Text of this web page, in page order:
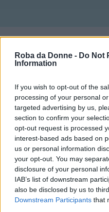
Roba da Donne - Do Not
Information
If you wish to opt-out of the
processing of your personal
targeted advertising by us,
section to confirm your
opt-out request is processed
interest-based ads based on
us or personal information
your opt-out. You may
disclosure of your personal
IAB’s list of downstream
also be disclosed by us to
Downstream Participants that
lodano le gambe o le
da togliere la possibilità
singole parti.
Frasi Sulla Donna Frasi
Sole, pioggia, neve e
capelli, su quello che hai
per tenere e fianchi per